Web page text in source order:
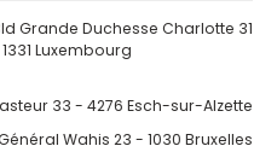
Grande Duchesse Charlotte 31
1331 Luxembourg
33 - 4276 Esch-sur-Alzette
Wahis 23 - 1030 Bruxelles